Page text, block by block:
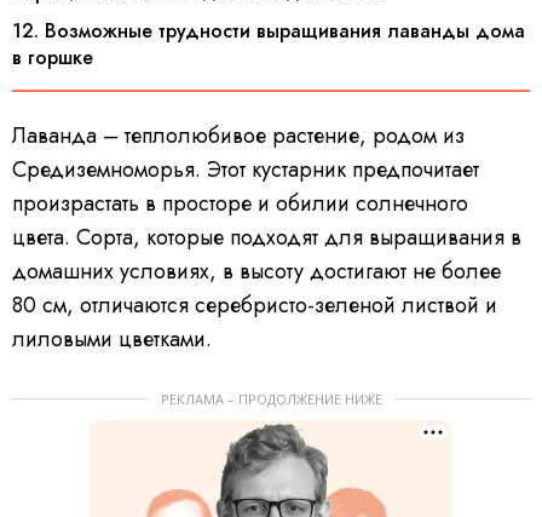
12. Возможные трудности выращивания лаванды дома
в горшке
Лаванда – теплолюбивое растение, родом из
Средиземноморья. Этот кустарник предпочитает
произрастать в просторе и обилии солнечного
цвета. Сорта, которые подходят для выращивания в
домашних условиях, в высоту достигают не более
80 см, отличаются серебристо-зеленой листвой и
лиловыми цветками.
РЕКЛАМА – ПРОДОЛЖЕНИЕ НИЖЕ